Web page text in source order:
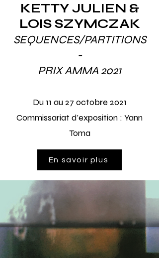
KETTY JULIEN &
LOIS SZYMCZAK
SEQUENCES/PARTITIONS
-
PRIX AMMA 2021
Du 11 au 27 octobre 2021
Commissariat d’exposition : Yann
Toma
En savoir plus